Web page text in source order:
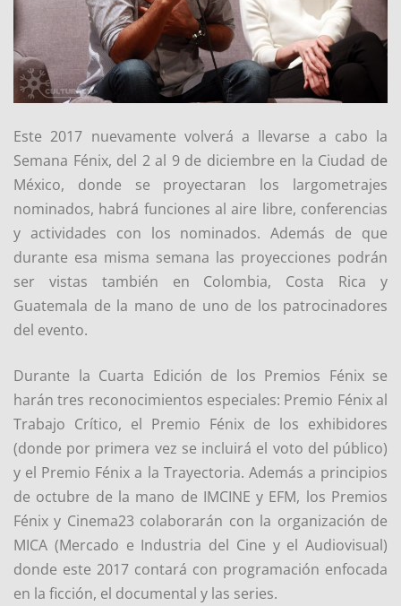
Este 2017 nuevamente volverá a llevarse a cabo la
Semana Fénix, del 2 al 9 de diciembre en la Ciudad de
México, donde se proyectaran los largometrajes
nominados, habrá funciones al aire libre, conferencias
y actividades con los nominados. Además de que
durante esa misma semana las proyecciones podrán
ser vistas también en Colombia, Costa Rica y
Guatemala de la mano de uno de los patrocinadores
del evento.
Durante la Cuarta Edición de los Premios Fénix se
harán tres reconocimientos especiales: Premio Fénix al
Trabajo Crítico, el Premio Fénix de los exhibidores
(donde por primera vez se incluirá el voto del público)
y el Premio Fénix a la Trayectoria. Además a principios
de octubre de la mano de IMCINE y EFM, los Premios
Fénix y Cinema23 colaborarán con la organización de
MICA (Mercado e Industria del Cine y el Audiovisual)
donde este 2017 contará con programación enfocada
en la ficción, el documental y las series.